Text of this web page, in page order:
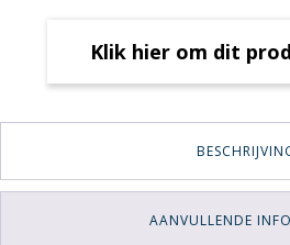
Klik hier om dit
AANVULLENDE